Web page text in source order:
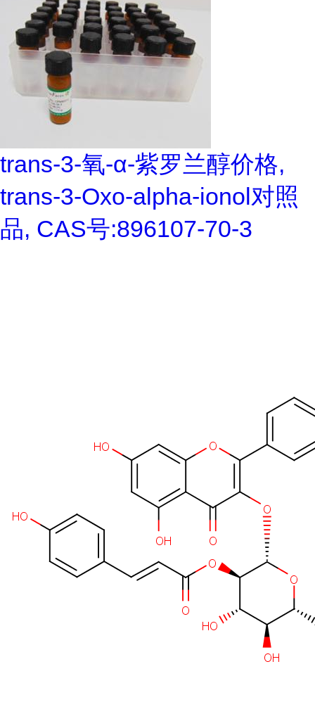
trans-3-氧-α-紫罗兰醇价格,
trans-3-Oxo-alpha-ionol对照
品, CAS号:896107-70-3